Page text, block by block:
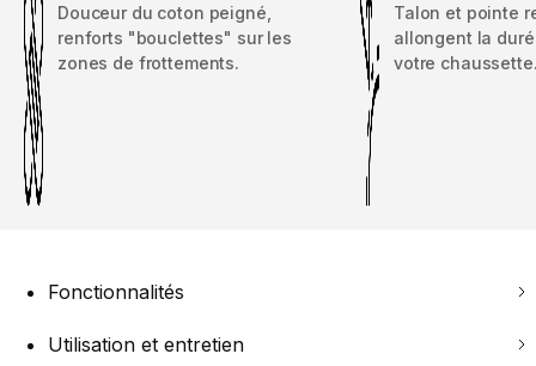
Douceur du coton peigné,
renforts "bouclettes" sur les
zones de frottements.
Talon et pointe
allongent la
votre
Fonctionnalités
Utilisation et entretien